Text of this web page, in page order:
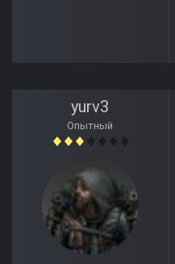
yurv3
Опытный